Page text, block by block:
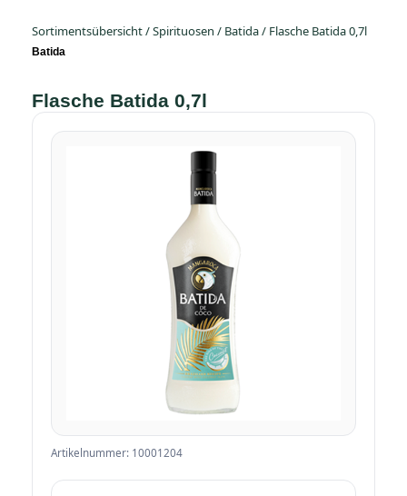
Sortimentsübersicht/Spirituosen / Batida/ Flasche Batida 0,7l
Batida
Flasche Batida 0,7l
Artikelnummer: 10001204